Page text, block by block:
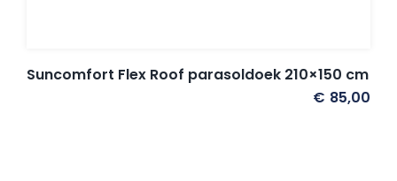
Suncomfort Flex Roof parasoldoek 210×150 cm
€ 85,00